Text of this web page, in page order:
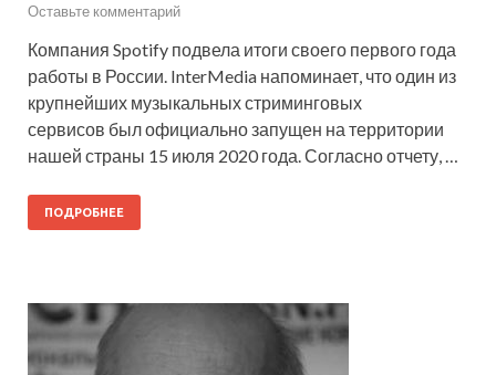
Оставьте комментарий
Компания Spotify подвела итоги своего первого года
работы в России. InterMedia напоминает, что один из
крупнейших музыкальных стриминговых
сервисов был официально запущен на территории
нашей страны 15 июля 2020 года. Согласно отчету, …
ПОДРОБНЕЕ